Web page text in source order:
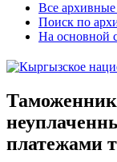
Все
Поиск по
На основной
платежами